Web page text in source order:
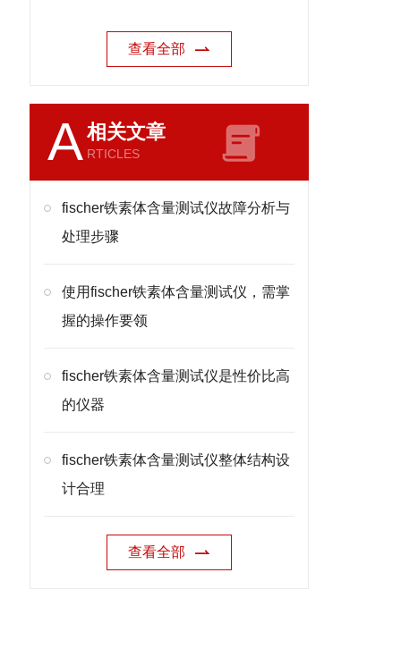
查看全部
A相关文章
RTICLES
fischer铁素体含量测试仪故障分析与
处理步骤
使用fischer铁素体含量测试仪，需掌
握的操作要领
fischer铁素体含量测试仪是性价比高
的仪器
fischer铁素体含量测试仪整体结构设
计合理
查看全部